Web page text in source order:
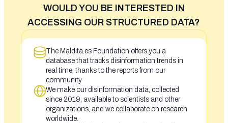
WOULD YOU BE INTERESTED IN
ACCESSING OUR STRUCTURED DATA?
The Maldita.es Foundation offers you a
database that tracks disinformation trends in
real time, thanks to the reports from our
community
We make our disinformation data, collected
since 2019, available to scientists and other
organizations, and we collaborate on research
worldwide.